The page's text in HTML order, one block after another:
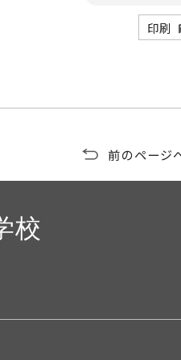
印刷
前のページ
校